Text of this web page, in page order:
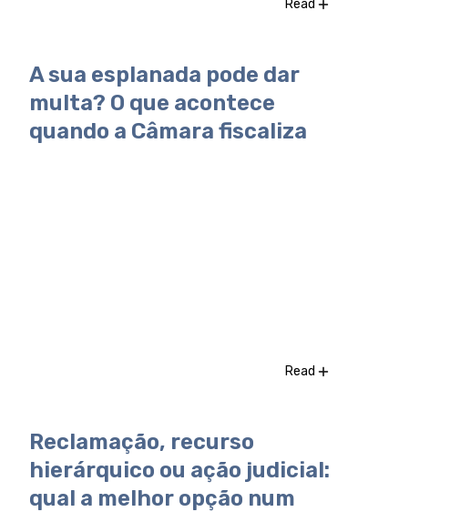
Read
A sua esplanada pode dar
multa? O que acontece
quando a Câmara fiscaliza
Read
Reclamação, recurso
hierárquico ou ação judicial:
qual a melhor opção num